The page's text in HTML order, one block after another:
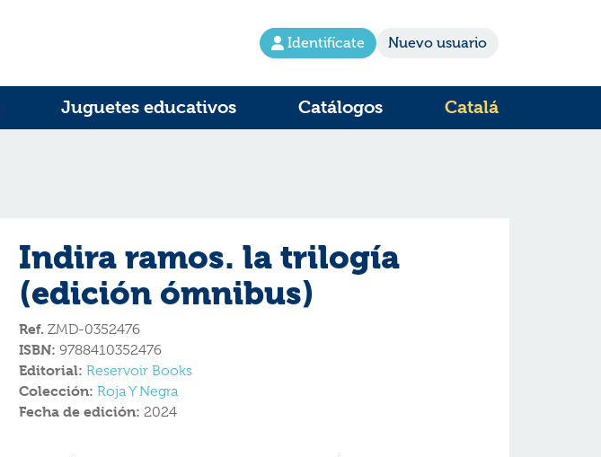
Identifícate Nuevo usuario
Juguetes educativos Catálogos Catalá
Indira ramos. la trilogía
(edición ómnibus)
Ref. ZMD-0352476
ISBN: 9788410352476
Editorial: Reservoir Books
Colección: Roja Y Negra
Fecha de edición: 2024